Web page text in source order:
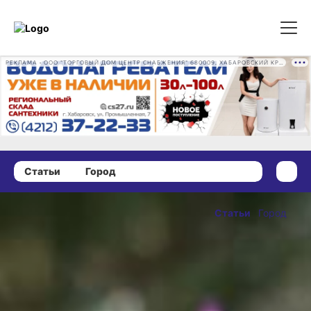
Статьи Город
Этот месяц покажет нам
Статьи Город